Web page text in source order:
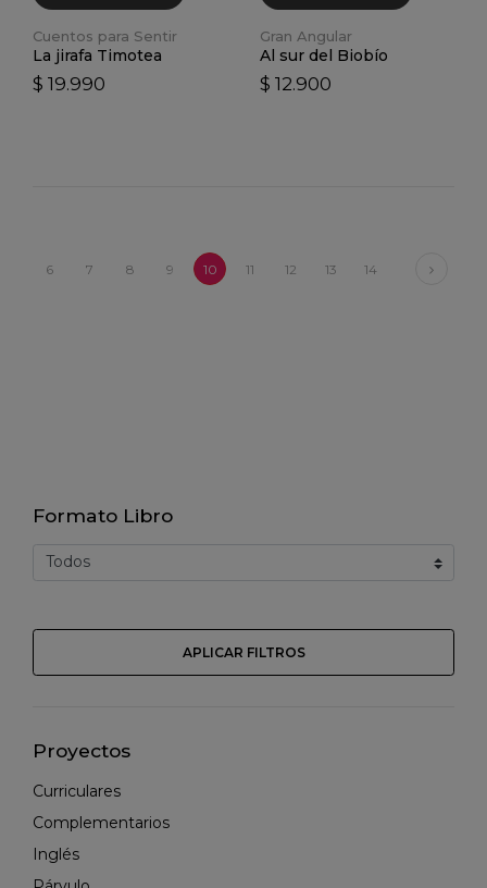
Cuentos para Sentir
La jirafa Timotea
$ 19.990
Gran Angular
Al sur del Biobío
$ 12.900
6 7 8 9 10 11 12 13 14 Next
Formato Libro
APLICAR FILTROS
Proyectos
Curriculares
Complementarios
Inglés